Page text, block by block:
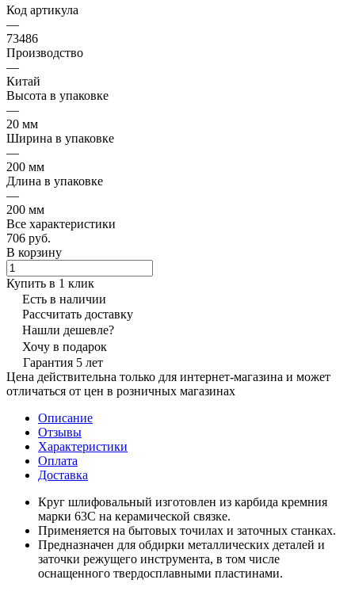
Код артикула
—
73486
Производство
—
Китай
Высота в упаковке
—
20 мм
Ширина в упаковке
—
200 мм
Длина в упаковке
—
200 мм
Все характеристики
706 руб.
В корзину
Купить в 1 клик
Есть в наличии
Рассчитать доставку
Нашли дешевле?
Хочу в подарок
Гарантия 5 лет
Цена действительна только для интернет-магазина и может
отличаться от цен в розничных магазинах
Описание
Отзывы
Характеристики
Оплата
Доставка
Круг шлифовальный изготовлен из карбида кремния
марки 63С на керамической связке.
Применяется на бытовых точилах и заточных станках.
Предназначен для обдирки металлических деталей и
заточки режущего инструмента, в том числе
оснащенного твердосплавными пластинами.